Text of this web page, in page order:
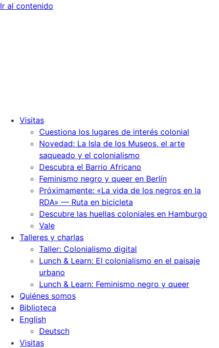
Ir al contenido
Visitas
Cuestiona los lugares de interés colonial
Novedad: La Isla de los Museos, el arte
saqueado y el colonialismo
Descubra el Barrio Africano
Feminismo negro y queer en Berlín
Próximamente: «La vida de los negros en la
RDA» — Ruta en bicicleta
Descubre las huellas coloniales en Hamburgo
Vale
Talleres y charlas
Taller: Colonialismo digital
Lunch & Learn: El colonialismo en el paisaje
urbano
Lunch & Learn: Feminismo negro y queer
Quiénes somos
Biblioteca
English
Deutsch
Visitas